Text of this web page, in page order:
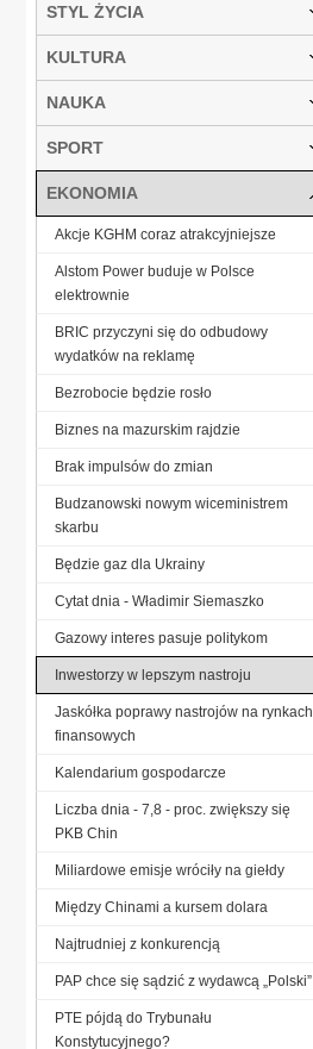
STYL ŻYCIA
KULTURA
NAUKA
SPORT
EKONOMIA
Akcje KGHM coraz atrakcyjniejsze
Alstom Power buduje w Polsce
elektrownie
BRIC przyczyni się do odbudowy
wydatków na reklamę
Bezrobocie będzie rosło
Biznes na mazurskim rajdzie
Brak impulsów do zmian
Budzanowski nowym wiceministrem
skarbu
Będzie gaz dla Ukrainy
Cytat dnia - Władimir Siemaszko
Gazowy interes pasuje politykom
Inwestorzy w lepszym nastroju
Jaskółka poprawy nastrojów na rynkach
finansowych
Kalendarium gospodarcze
Liczba dnia - 7,8 - proc. zwiększy się
PKB Chin
Miliardowe emisje wróciły na giełdy
Między Chinami a kursem dolara
Najtrudniej z konkurencją
PAP chce się sądzić z wydawcą „Polski”
PTE pójdą do Trybunału
Konstytucyjnego?